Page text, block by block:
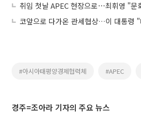
#아시아태평양경제협력체 #APEC
경주=조아라 기자의 주요 뉴스